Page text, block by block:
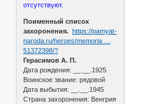
отсутствуют.
Поименный список
захоронения. https://pamyat-
naroda.ru/heroes/memoria …
51372398/?
Герасимов А. П.
Дата рождения: __.__.1925
Воинское звание: рядовой
Дата выбытия: __.__.1945
Страна захоронения: Венгрия